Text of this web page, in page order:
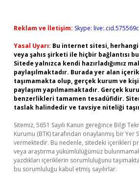
Reklam ve İletişim: Skype:
Yasal Uyarı: Bu internet sitesi,
veya şahıs şirketi ile hiçbir bağlantısı
Sitede yalnızca kendi hazırladığımız
paylaşılmaktadır. Burada yer alan
taşımamakta olup, gerçek kurum ve
paylaşım yapılmamaktadır. Gerçek
benzerlikleri tamamen tesadüfidir.
taslak halindedir ve tavsiye niteliği
Sitemiz, 5651 Sayılı Kanun gereğince Bilgi
Kurumu (BTK) tarafından onaylanmış bir Yer
vermektedir. Bu nedenle, sitedeki içerikleri
veya araştırma yükümlülüğümüz
yazdıkları içeriklerin sorumluluğunu
bu sorumluluğu kabul etmiş sayılırlar.